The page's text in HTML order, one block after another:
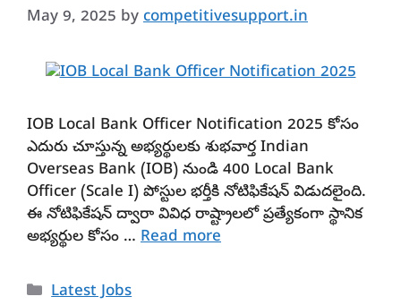
May 9, 2025 by competitivesupport.in
IOB Local Bank Officer Notification 2025 కోసం
ఎదురు చూస్తున్న అభ్యర్థులకు శుభవార్త Indian
Overseas Bank (IOB) నుండి 400 Local Bank
Officer (Scale I) పోస్టుల భర్తీకి నోటిఫికేషన్ విడుదలైంది.
ఈ నోటిఫికేషన్ ద్వారా వివిధ రాష్ట్రాలలో ప్రత్యేకంగా స్థానిక
అభ్యర్థుల కోసం … Read more
Categories
Latest Jobs